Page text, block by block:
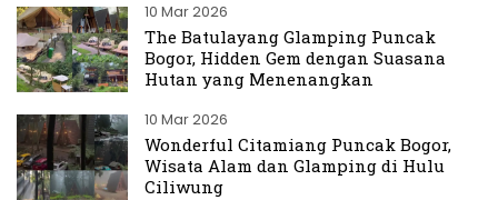
10 Mar 2026
The Batulayang Glamping Puncak
Bogor, Hidden Gem dengan Suasana
Hutan yang Menenangkan
10 Mar 2026
Wonderful Citamiang Puncak Bogor,
Wisata Alam dan Glamping di Hulu
Ciliwung